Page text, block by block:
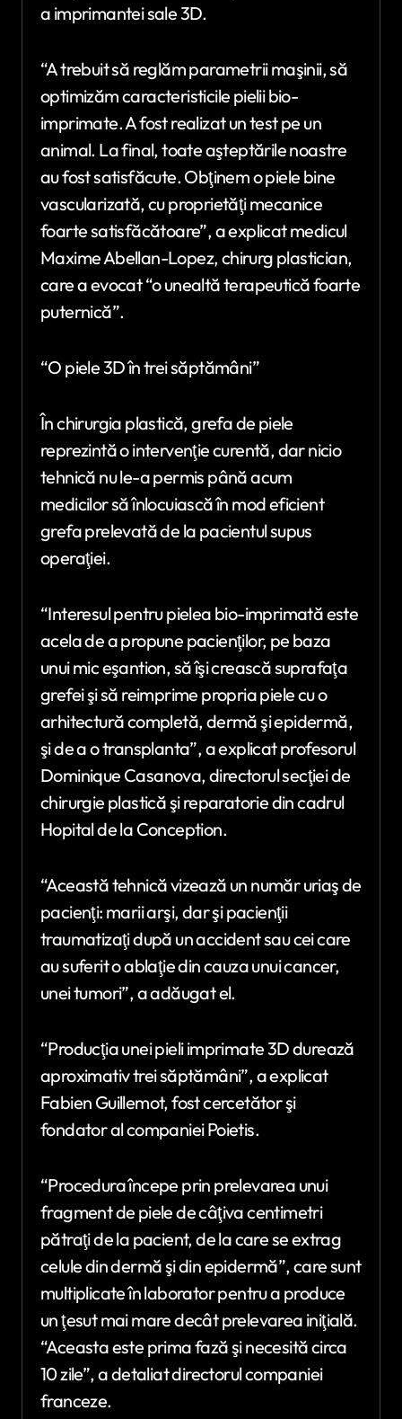
a imprimantei sale 3D.
“A trebuit să reglăm parametrii maşinii, să
optimizăm caracteristicile pielii bio-
imprimate. A fost realizat un test pe un
animal. La final, toate aşteptările noastre
au fost satisfăcute. Obţinem o piele bine
vascularizată, cu proprietăţi mecanice
foarte satisfăcătoare”, a explicat medicul
Maxime Abellan-Lopez, chirurg plastician,
care a evocat “o unealtă terapeutică foarte
puternică”.
“O piele 3D în trei săptămâni”
În chirurgia plastică, grefa de piele
reprezintă o intervenţie curentă, dar nicio
tehnică nu le-a permis până acum
medicilor să înlocuiască în mod eficient
grefa prelevată de la pacientul supus
operaţiei.
“Interesul pentru pielea bio-imprimată este
acela de a propune pacienţilor, pe baza
unui mic eşantion, să îşi crească suprafaţa
grefei şi să reimprime propria piele cu o
arhitectură completă, dermă şi epidermă,
şi de a o transplanta”, a explicat profesorul
Dominique Casanova, directorul secţiei de
chirurgie plastică şi reparatorie din cadrul
Hopital de la Conception.
“Această tehnică vizează un număr uriaş de
pacienţi: marii arşi, dar şi pacienţii
traumatizaţi după un accident sau cei care
au suferit o ablaţie din cauza unui cancer,
unei tumori”, a adăugat el.
“Producţia unei pieli imprimate 3D durează
aproximativ trei săptămâni”, a explicat
Fabien Guillemot, fost cercetător şi
fondator al companiei Poietis.
“Procedura începe prin prelevarea unui
fragment de piele de câţiva centimetri
pătraţi de la pacient, de la care se extrag
celule din dermă şi din epidermă”, care sunt
multiplicate în laborator pentru a produce
un ţesut mai mare decât prelevarea iniţială.
“Aceasta este prima fază şi necesită circa
10 zile”, a detaliat directorul companiei
franceze.